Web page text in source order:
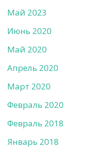
Май 2023
Июнь 2020
Май 2020
Апрель 2020
Март 2020
Февраль 2020
Февраль 2018
Январь 2018